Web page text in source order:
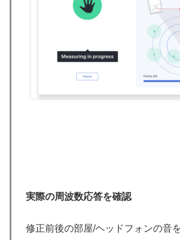
実際の周波数応答を確認
修正前後の部屋/ヘッドフォンの音